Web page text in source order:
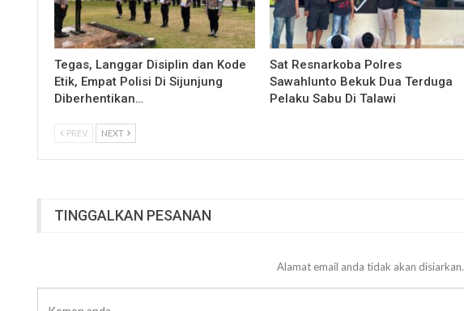
Tegas, Langgar Disiplin dan Kode
Etik, Empat Polisi Di Sijunjung
Diberhentikan…
Sat Resnarkoba Polres
Sawahlunto Bekuk Dua Terduga
Pelaku Sabu Di Talawi
PREV NEXT
TINGGALKAN PESANAN
Alamat email anda tidak akan disiarkan.